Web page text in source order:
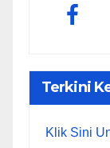
Terkini
Klik Sini